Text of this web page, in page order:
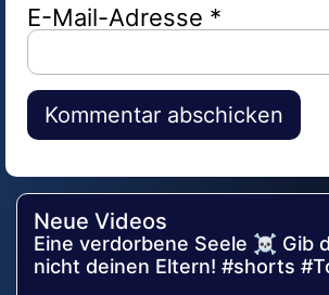
E-Mail-Adresse *
Alternative:
Neue Videos
Eine verdorbene Seele ☠️ Gib
nicht deinen Eltern! #shorts